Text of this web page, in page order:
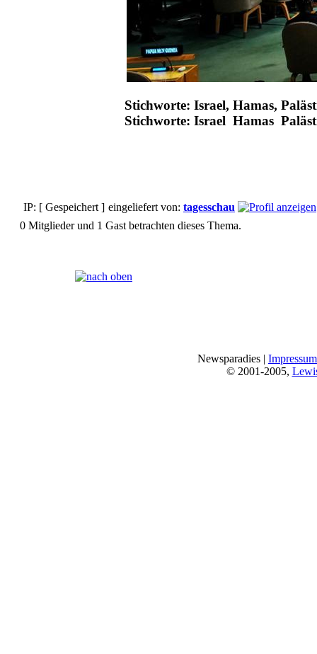
Stichworte: Israel, Hamas,
Stichworte: Israel Hamas
IP: [ Gespeichert ] eingeliefert von: tagesschau
0 Mitglieder und 1 Gast betrachten dieses Thema.
Newsparadies | Impressum
© 2001-2005,